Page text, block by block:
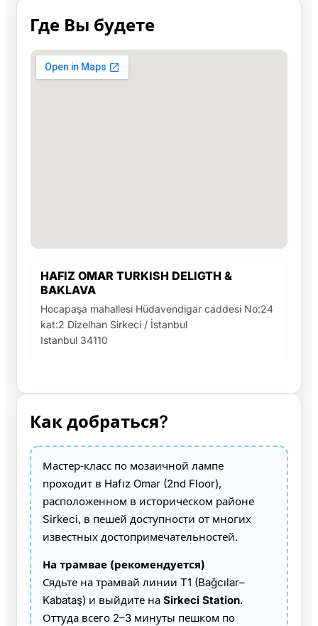
Где Вы будете
HAFIZ OMAR TURKISH DELIGTH &
BAKLAVA
Hocapaşa mahallesi Hüdavendigar caddesi No:24
kat:2 Dizelhan Sirkeci / İstanbul
Istanbul 34110
Как добраться?
Мастер‑класс по мозаичной лампе
проходит в Hafız Omar (2nd Floor),
расположенном в историческом районе
Sirkeci, в пешей доступности от многих
известных достопримечательностей.
На трамвае (рекомендуется)
Сядьте на трамвай линии T1 (Bağcılar–
Kabataş) и выйдите на Sirkeci Station.
Оттуда всего 2–3 минуты пешком по